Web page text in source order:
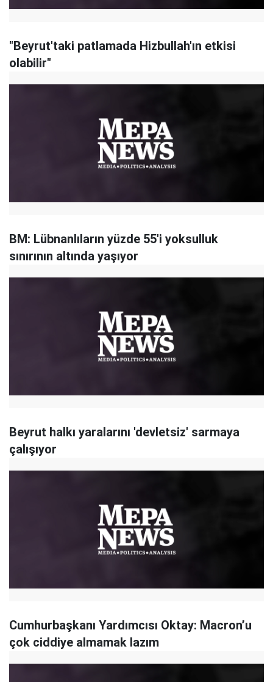
"Beyrut'taki patlamada Hizbullah'ın etkisi
olabilir"
BM: Lübnanlıların yüzde 55'i yoksulluk
sınırının altında yaşıyor
Beyrut halkı yaralarını 'devletsiz' sarmaya
çalışıyor
Cumhurbaşkanı Yardımcısı Oktay: Macron’u
çok ciddiye almamak lazım